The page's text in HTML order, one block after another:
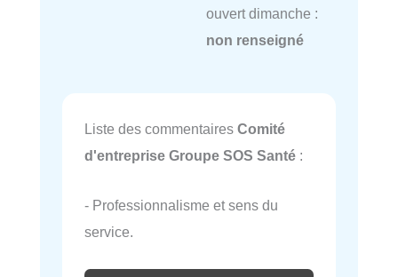
ouvert dimanche :
non renseigné
Liste des commentaires Comité
d'entreprise Groupe SOS Santé :
- Professionnalisme et sens du
service.